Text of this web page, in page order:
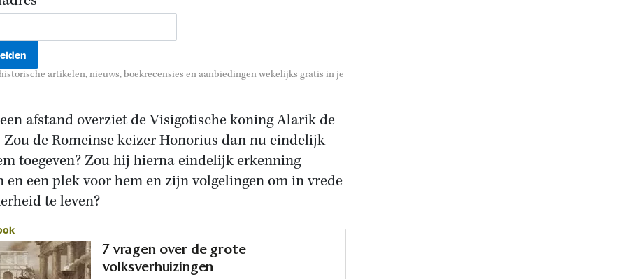
artikelen, nieuws, boekrecensies en aanbiedingen wekelijks gratis in je
afstand overziet de Visigotische koning Alarik de
Zou de Romeinse keizer Honorius dan nu eindelijk
toegeven? Zou hij hierna eindelijk erkenning
en een plek voor hem en zijn volgelingen om in vrede
te leven?
7 vragen over de grote
volksverhuizingen